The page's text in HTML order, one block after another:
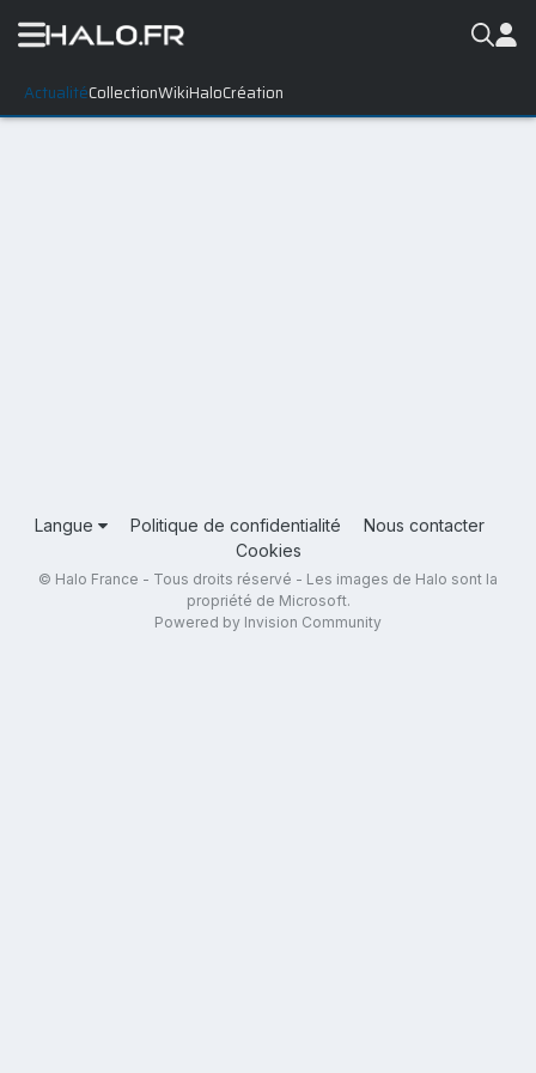
ActualitéCollectionWikiHaloCréation
Langue Politique de confidentialité
Nous contacter
Cookies
© Halo France - Tous droits réservé - Les images de Halo sont la
propriété de Microsoft.
Powered by Invision Community